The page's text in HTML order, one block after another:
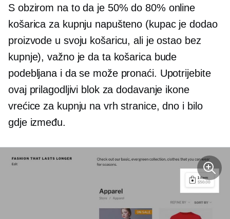
S obzirom na to da je 50% do 80% online
košarica za kupnju napušteno (kupac je dodao
proizvode u svoju košaricu, ali je ostao bez
kupnje), važno je da ta košarica bude
podebljana i da se može pronaći. Upotrijebite
ovaj prilagodljivi blok za dodavanje ikone
vrećice za kupnju na vrh stranice, dno i bilo
gdje između.